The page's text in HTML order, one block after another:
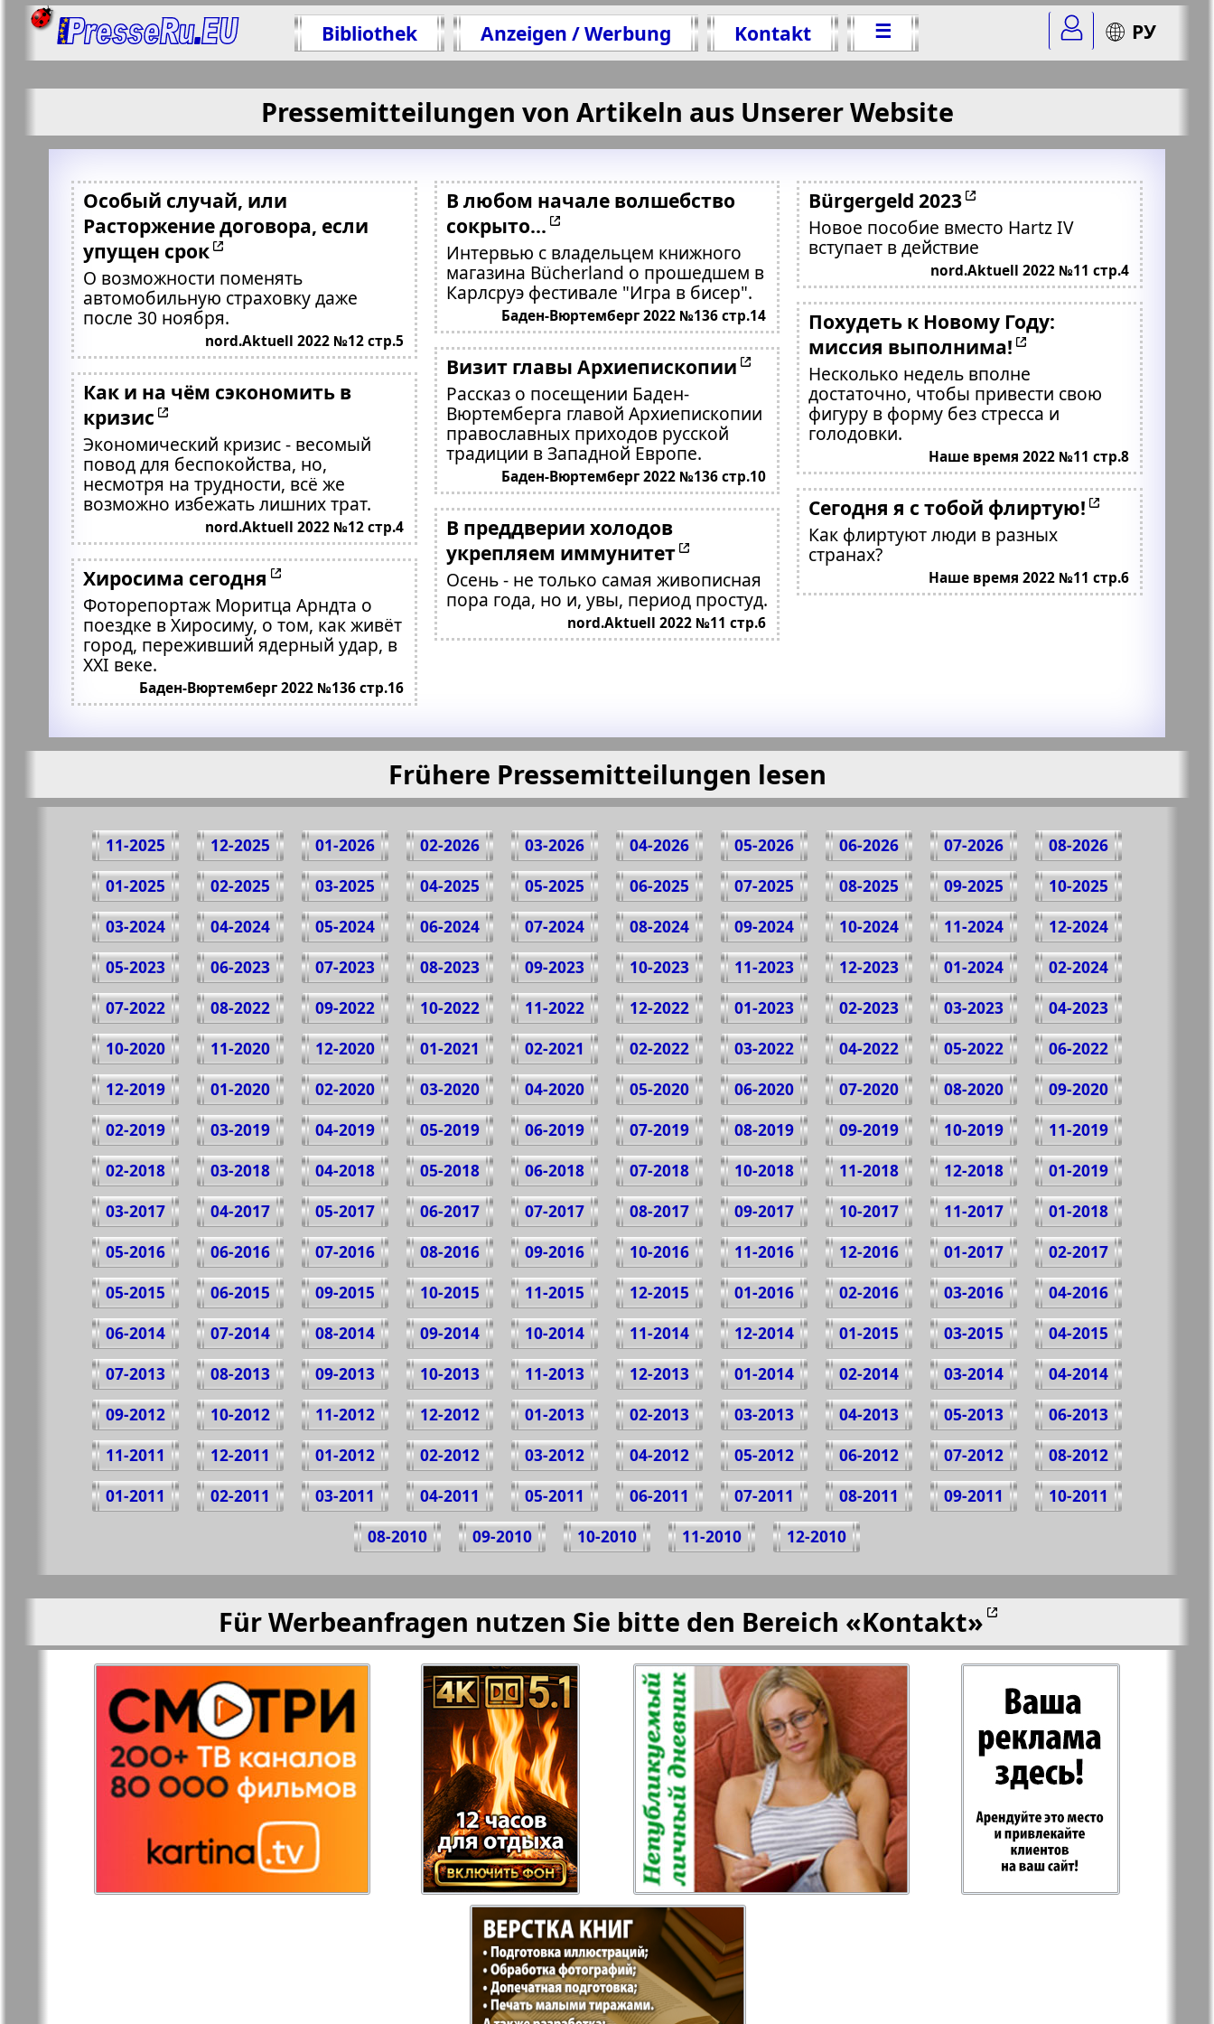
Bibliothek Anzeigen / Werbung Kontakt ☰ РУ
Pressemitteilungen von Artikeln aus Unserer Website
Особый случай, или
Расторжение договора, если
упущен срок
О возможности поменять
автомобильную страховку даже
после 30 ноября.
nord.Aktuell 2022 №12 стр.5
Как и на чём сэкономить в
кризис
Экономический кризис - весомый
повод для беспокойства, но,
несмотря на трудности, всё же
возможно избежать лишних трат.
nord.Aktuell 2022 №12 стр.4
Хиросима сегодня
Фоторепортаж Моритца Арндта о
поездке в Хиросиму, о том, как живёт
город, переживший ядерный удар, в
ХХI веке.
Баден-Вюртемберг 2022 №136 стр.16
В любом начале волшебство
сокрыто...
Интервью с владельцем книжного
магазина Bücherland о прошедшем в
Карлсруэ фестивале "Игра в бисер".
Баден-Вюртемберг 2022 №136 стр.14
Визит главы Архиепископии
Рассказ о посещении Баден-
Вюртемберга главой Архиепископии
православных приходов русской
традиции в Западной Европе.
Баден-Вюртемберг 2022 №136 стр.10
В преддверии холодов
укрепляем иммунитет
Осень - не только самая живописная
пора года, но и, увы, период простуд.
nord.Aktuell 2022 №11 стр.6
Bürgergeld 2023
Новое пособие вместо Hartz IV
вступает в действие
nord.Aktuell 2022 №11 стр.4
Похудеть к Новому Году:
миссия выполнима!
Несколько недель вполне
достаточно, чтобы привести свою
фигуру в форму без стресса и
голодовки.
Наше время 2022 №11 стр.8
Сегодня я с тобой флиртую!
Как флиртуют люди в разных
странах?
Наше время 2022 №11 стр.6
Frühere Pressemitteilungen lesen
08-2026
07-2026
06-2026
05-2026
04-2026
03-2026
02-2026
01-2026
12-2025
11-2025
10-2025
09-2025
08-2025
07-2025
06-2025
05-2025
04-2025
03-2025
02-2025
01-2025
12-2024
11-2024
10-2024
09-2024
08-2024
07-2024
06-2024
05-2024
04-2024
03-2024
02-2024
01-2024
12-2023
11-2023
10-2023
09-2023
08-2023
07-2023
06-2023
05-2023
04-2023
03-2023
02-2023
01-2023
12-2022
11-2022
10-2022
09-2022
08-2022
07-2022
06-2022
05-2022
04-2022
03-2022
02-2022
02-2021
01-2021
12-2020
11-2020
10-2020
09-2020
08-2020
07-2020
06-2020
05-2020
04-2020
03-2020
02-2020
01-2020
12-2019
11-2019
10-2019
09-2019
08-2019
07-2019
06-2019
05-2019
04-2019
03-2019
02-2019
01-2019
12-2018
11-2018
10-2018
07-2018
06-2018
05-2018
04-2018
03-2018
02-2018
01-2018
11-2017
10-2017
09-2017
08-2017
07-2017
06-2017
05-2017
04-2017
03-2017
02-2017
01-2017
12-2016
11-2016
10-2016
09-2016
08-2016
07-2016
06-2016
05-2016
04-2016
03-2016
02-2016
01-2016
12-2015
11-2015
10-2015
09-2015
06-2015
05-2015
04-2015
03-2015
01-2015
12-2014
11-2014
10-2014
09-2014
08-2014
07-2014
06-2014
04-2014
03-2014
02-2014
01-2014
12-2013
11-2013
10-2013
09-2013
08-2013
07-2013
06-2013
05-2013
04-2013
03-2013
02-2013
01-2013
12-2012
11-2012
10-2012
09-2012
08-2012
07-2012
06-2012
05-2012
04-2012
03-2012
02-2012
01-2012
12-2011
11-2011
10-2011
09-2011
08-2011
07-2011
06-2011
05-2011
04-2011
03-2011
02-2011
01-2011
12-2010
11-2010
10-2010
09-2010
08-2010
Für Werbeanfragen nutzen Sie bitte den Bereich «Kontakt»